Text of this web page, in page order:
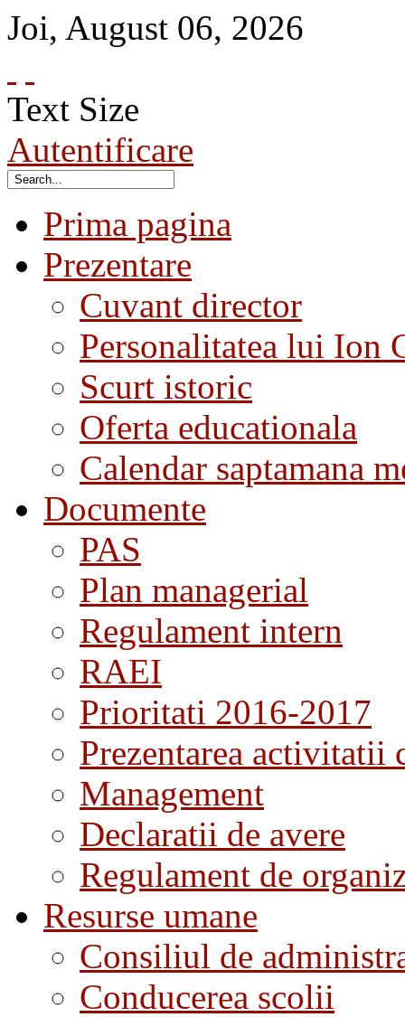
Joi, August 06, 2026
Text Size
Autentificare
Prima pagina
Prezentare
Cuvant director
Personalitatea lui Ion
Scurt istoric
Oferta educationala
Calendar saptamana
Documente
PAS
Plan managerial
Regulament intern
RAEI
Prioritati 2016-2017
Prezentarea activitatii
Management
Declaratii de avere
Regulament de
Resurse umane
Consiliul de
Conducerea scolii